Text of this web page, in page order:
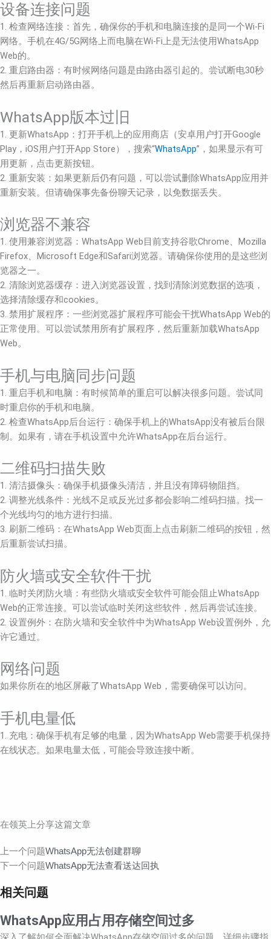
设备连接问题
1. 检查网络连接：首先，确保你的手机和电脑连接的是同一个Wi-Fi
网络。手机在4G/5G网络上而电脑在Wi-Fi上是无法使用WhatsApp
Web的。
2. 重启路由器：有时候网络问题是由路由器引起的。尝试断电30秒
然后再重新启动路由器。
WhatsApp版本过旧
1. 更新WhatsApp：打开手机上的应用商店（安卓用户打开Google
Play，iOS用户打开App Store），搜索“WhatsApp”，如果显示有可
用更新，点击更新按钮。
2. 重新安装：如果更新后仍有问题，可以尝试删除WhatsApp应用并
重新安装。但请确保事先备份聊天记录，以免数据丢失。
浏览器不兼容
1. 使用兼容浏览器：WhatsApp Web目前支持谷歌Chrome、Mozilla
Firefox、Microsoft Edge和Safari浏览器。请确保你使用的是这些浏
览器之一。
2. 清除浏览器缓存：进入浏览器设置，找到清除浏览数据的选项，
选择清除缓存和cookies。
3. 禁用扩展程序：一些浏览器扩展程序可能会干扰WhatsApp Web的
正常使用。可以尝试禁用所有扩展程序，然后重新加载WhatsApp
Web。
手机与电脑同步问题
1. 重启手机和电脑：有时候简单的重启可以解决很多问题。尝试同
时重启你的手机和电脑。
2. 检查WhatsApp后台运行：确保手机上的WhatsApp没有被后台限
制。如果有，请在手机设置中允许WhatsApp在后台运行。
二维码扫描失败
1. 清洁摄像头：确保手机摄像头清洁，并且没有障碍物阻挡。
2. 调整光线条件：光线不足或反光过多都会影响二维码扫描。找一
个光线均匀的地方进行扫描。
3. 刷新二维码：在WhatsApp Web页面上点击刷新二维码的按钮，然
后重新尝试扫描。
防火墙或安全软件干扰
1. 临时关闭防火墙：有些防火墙或安全软件可能会阻止WhatsApp
Web的正常连接。可以尝试临时关闭这些软件，然后再尝试连接。
2. 设置例外：在防火墙和安全软件中为WhatsApp Web设置例外，允
许它通过。
网络问题
如果你所在的地区屏蔽了WhatsApp Web，需要确保可以访问。
手机电量低
1. 充电：确保手机有足够的电量，因为WhatsApp Web需要手机保持
在线状态。如果电量太低，可能会导致连接中断。
在领英上分享这篇文章
Prev
上一个问题WhatsApp无法创建群聊
下一个问题WhatsApp无法查看送达回执
相关问题
WhatsApp应用占用存储空间过多